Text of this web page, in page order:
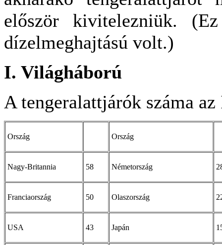
először kivitelezniük.
dízelmeghajtású volt.)
I. Világháború
A tengeralattjárók száma
Ország Ország
Nagy-Britannia 58 Németország
Franciaország 50 Olaszország
USA 43 Japán